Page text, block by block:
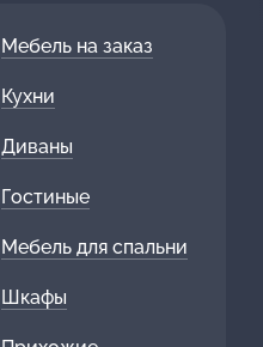
Мебель на заказ
Кухни
Диваны
Гостиные
Мебель для спальни
Шкафы